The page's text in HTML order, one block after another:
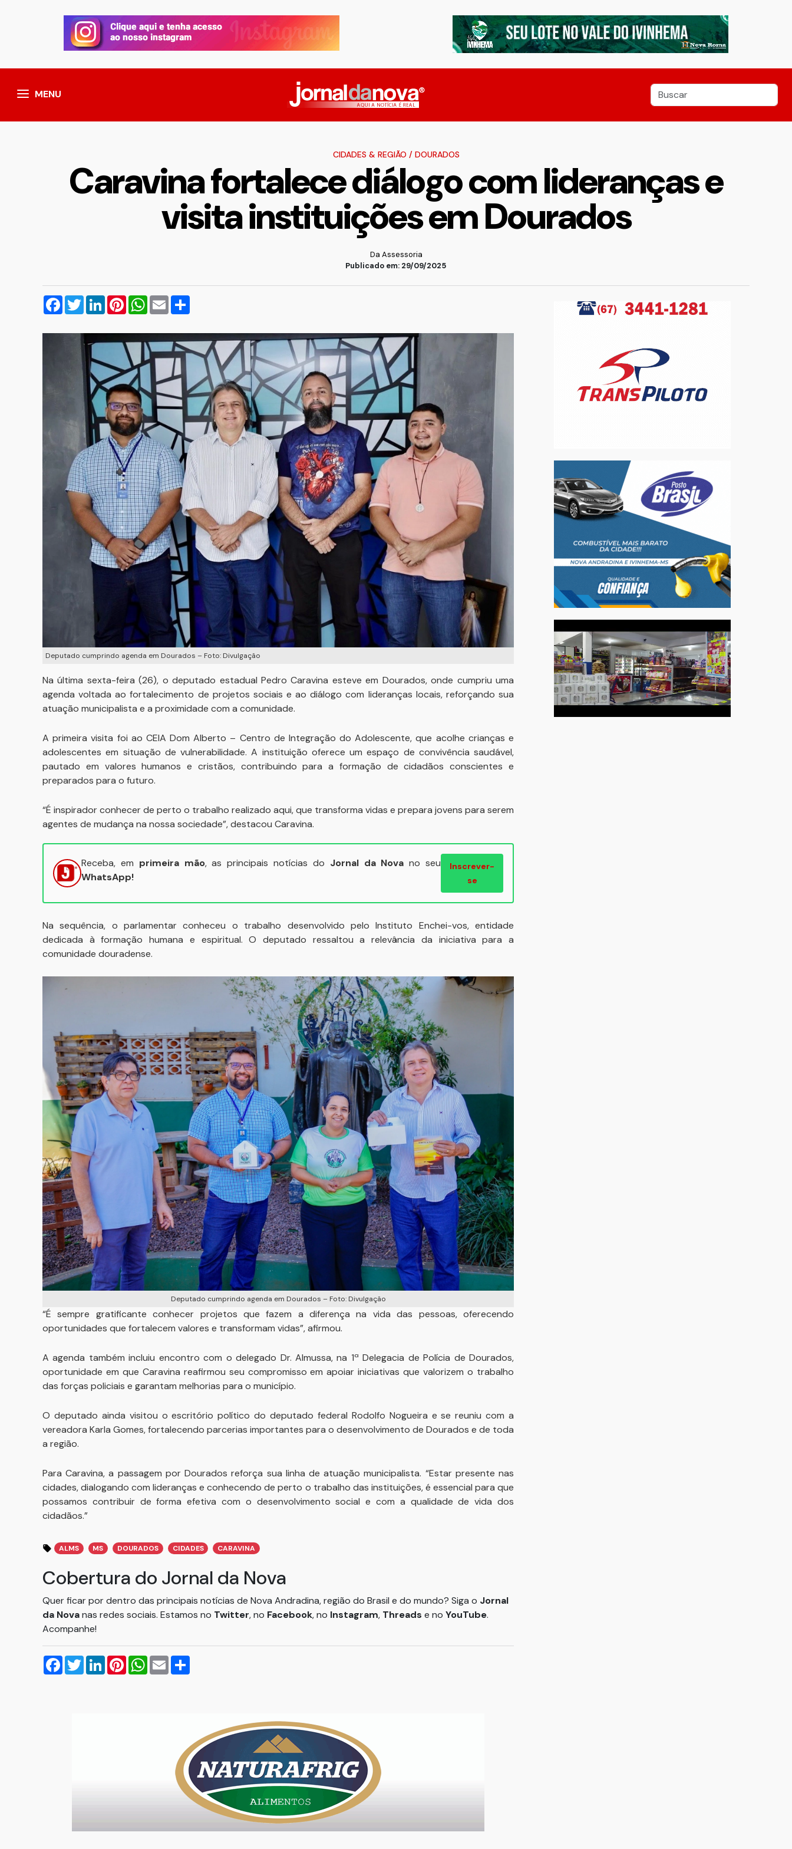
MENU
CIDADES & REGIÃO / DOURADOS
Caravina fortalece diálogo com lideranças e
visita instituições em Dourados
Da Assessoria
Publicado em: 29/09/2025
Facebook
TwitterLinkedInPinterestWhatsApp
Email
Deputado cumprindo agenda em Dourados – Foto: Divulgação
Na última sexta-feira (26), o deputado estadual Pedro Caravina esteve em Dourados, onde cumpriu uma
agenda voltada ao fortalecimento de projetos sociais e ao diálogo com lideranças locais, reforçando sua
atuação municipalista e a proximidade com a comunidade.
A primeira visita foi ao CEIA Dom Alberto – Centro de Integração do Adolescente, que acolhe crianças e
adolescentes em situação de vulnerabilidade. A instituição oferece um espaço de convivência saudável,
pautado em valores humanos e cristãos, contribuindo para a formação de cidadãos conscientes e
preparados para o futuro.
“É inspirador conhecer de perto o trabalho realizado aqui, que transforma vidas e prepara jovens para serem
agentes de mudança na nossa sociedade”, destacou Caravina.
Receba, em primeira mão, as principais notícias do Jornal da Nova no seu
WhatsApp!
Inscrever-
se
Na sequência, o parlamentar conheceu o trabalho desenvolvido pelo Instituto Enchei-vos, entidade
dedicada à formação humana e espiritual. O deputado ressaltou a relevância da iniciativa para a
comunidade douradense.
Deputado cumprindo agenda em Dourados – Foto: Divulgação
“É sempre gratificante conhecer projetos que fazem a diferença na vida das pessoas, oferecendo
oportunidades que fortalecem valores e transformam vidas”, afirmou.
A agenda também incluiu encontro com o delegado Dr. Almussa, na 1ª Delegacia de Polícia de Dourados,
oportunidade em que Caravina reafirmou seu compromisso em apoiar iniciativas que valorizem o trabalho
das forças policiais e garantam melhorias para o município.
O deputado ainda visitou o escritório político do deputado federal Rodolfo Nogueira e se reuniu com a
vereadora Karla Gomes, fortalecendo parcerias importantes para o desenvolvimento de Dourados e de toda
a região.
Para Caravina, a passagem por Dourados reforça sua linha de atuação municipalista. “Estar presente nas
cidades, dialogando com lideranças e conhecendo de perto o trabalho das instituições, é essencial para que
possamos contribuir de forma efetiva com o desenvolvimento social e com a qualidade de vida dos
cidadãos.”
ALMS MS DOURADOS CIDADES CARAVINA
Cobertura do Jornal da Nova
Quer ficar por dentro das principais notícias de Nova Andradina, região do Brasil e do mundo? Siga o Jornal
da Novanas redes sociais. Estamos no Twitter, no Facebook, no Instagram, Threads e no YouTube.
Acompanhe!
Facebook
TwitterLinkedInPinterestWhatsApp
Email